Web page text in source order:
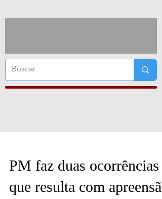
PM faz duas ocorrências
que resulta com apreensão